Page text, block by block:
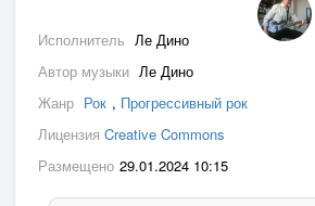
Исполнитель Ле Дино
Автор музыки Ле Дино
Жанр Рок , Прогрессивный рок
Лицензия Creative Commons
Размещено 29.01.2024 10:15